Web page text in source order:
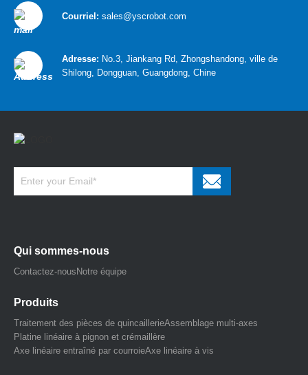
Courriel: sales@yscrobot.com
Adresse: No.3, Jiankang Rd, Zhongshandong, ville de
Shilong, Dongguan, Guangdong, Chine
Qui sommes-nous
Contactez-nousNotre équipe
Produits
Traitement des pièces de quincaillerieAssemblage multi-axes
Platine linéaire à pignon et crémaillère
Axe linéaire entraîné par courroieAxe linéaire à vis